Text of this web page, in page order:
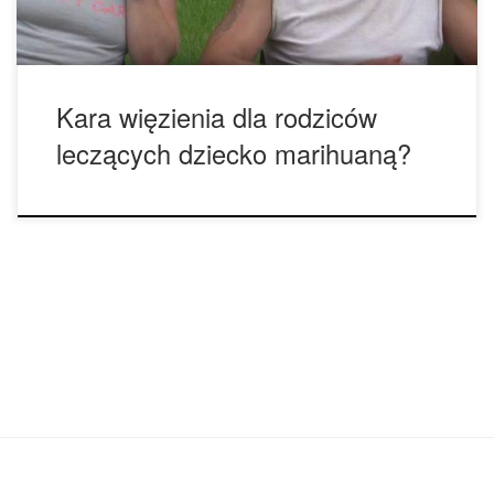
Kara więzienia dla rodziców
leczących dziecko marihuaną?